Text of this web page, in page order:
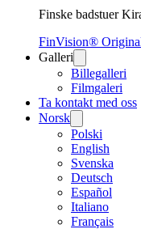
Finske badstuer
FinVision®
Galleri
Billegalleri
Filmgaleri
Ta kontakt med oss
Norsk
Polski
English
Svenska
Deutsch
Español
Italiano
Français